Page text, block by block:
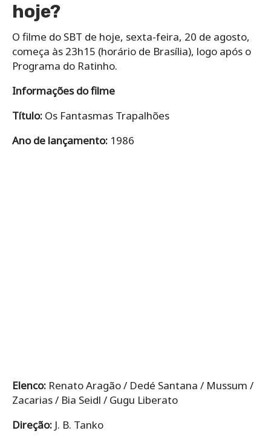
hoje?
O filme do SBT de hoje, sexta-feira, 20 de agosto,
começa às 23h15 (horário de Brasília), logo após o
Programa do Ratinho.
Informações do filme
Título: Os Fantasmas Trapalhões
Ano de lançamento: 1986
Elenco: Renato Aragão / Dedé Santana / Mussum /
Zacarias / Bia Seidl / Gugu Liberato
Direção: J. B. Tanko